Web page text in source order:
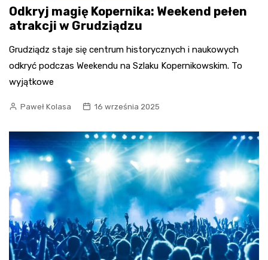
Odkryj magię Kopernika: Weekend pełen
atrakcji w Grudziądzu
Grudziądz staje się centrum historycznych i naukowych
odkryć podczas Weekendu na Szlaku Kopernikowskim. To
wyjątkowe
Paweł Kolasa 16 września 2025